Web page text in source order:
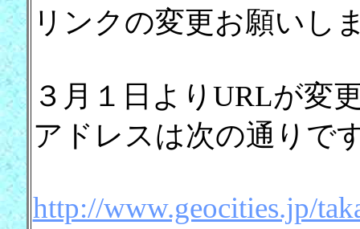
リンクの変更お願いし
３月１日よりURLが変
アドレスは次の通り
http://www.geocities.jp/